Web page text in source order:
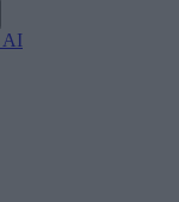
AI